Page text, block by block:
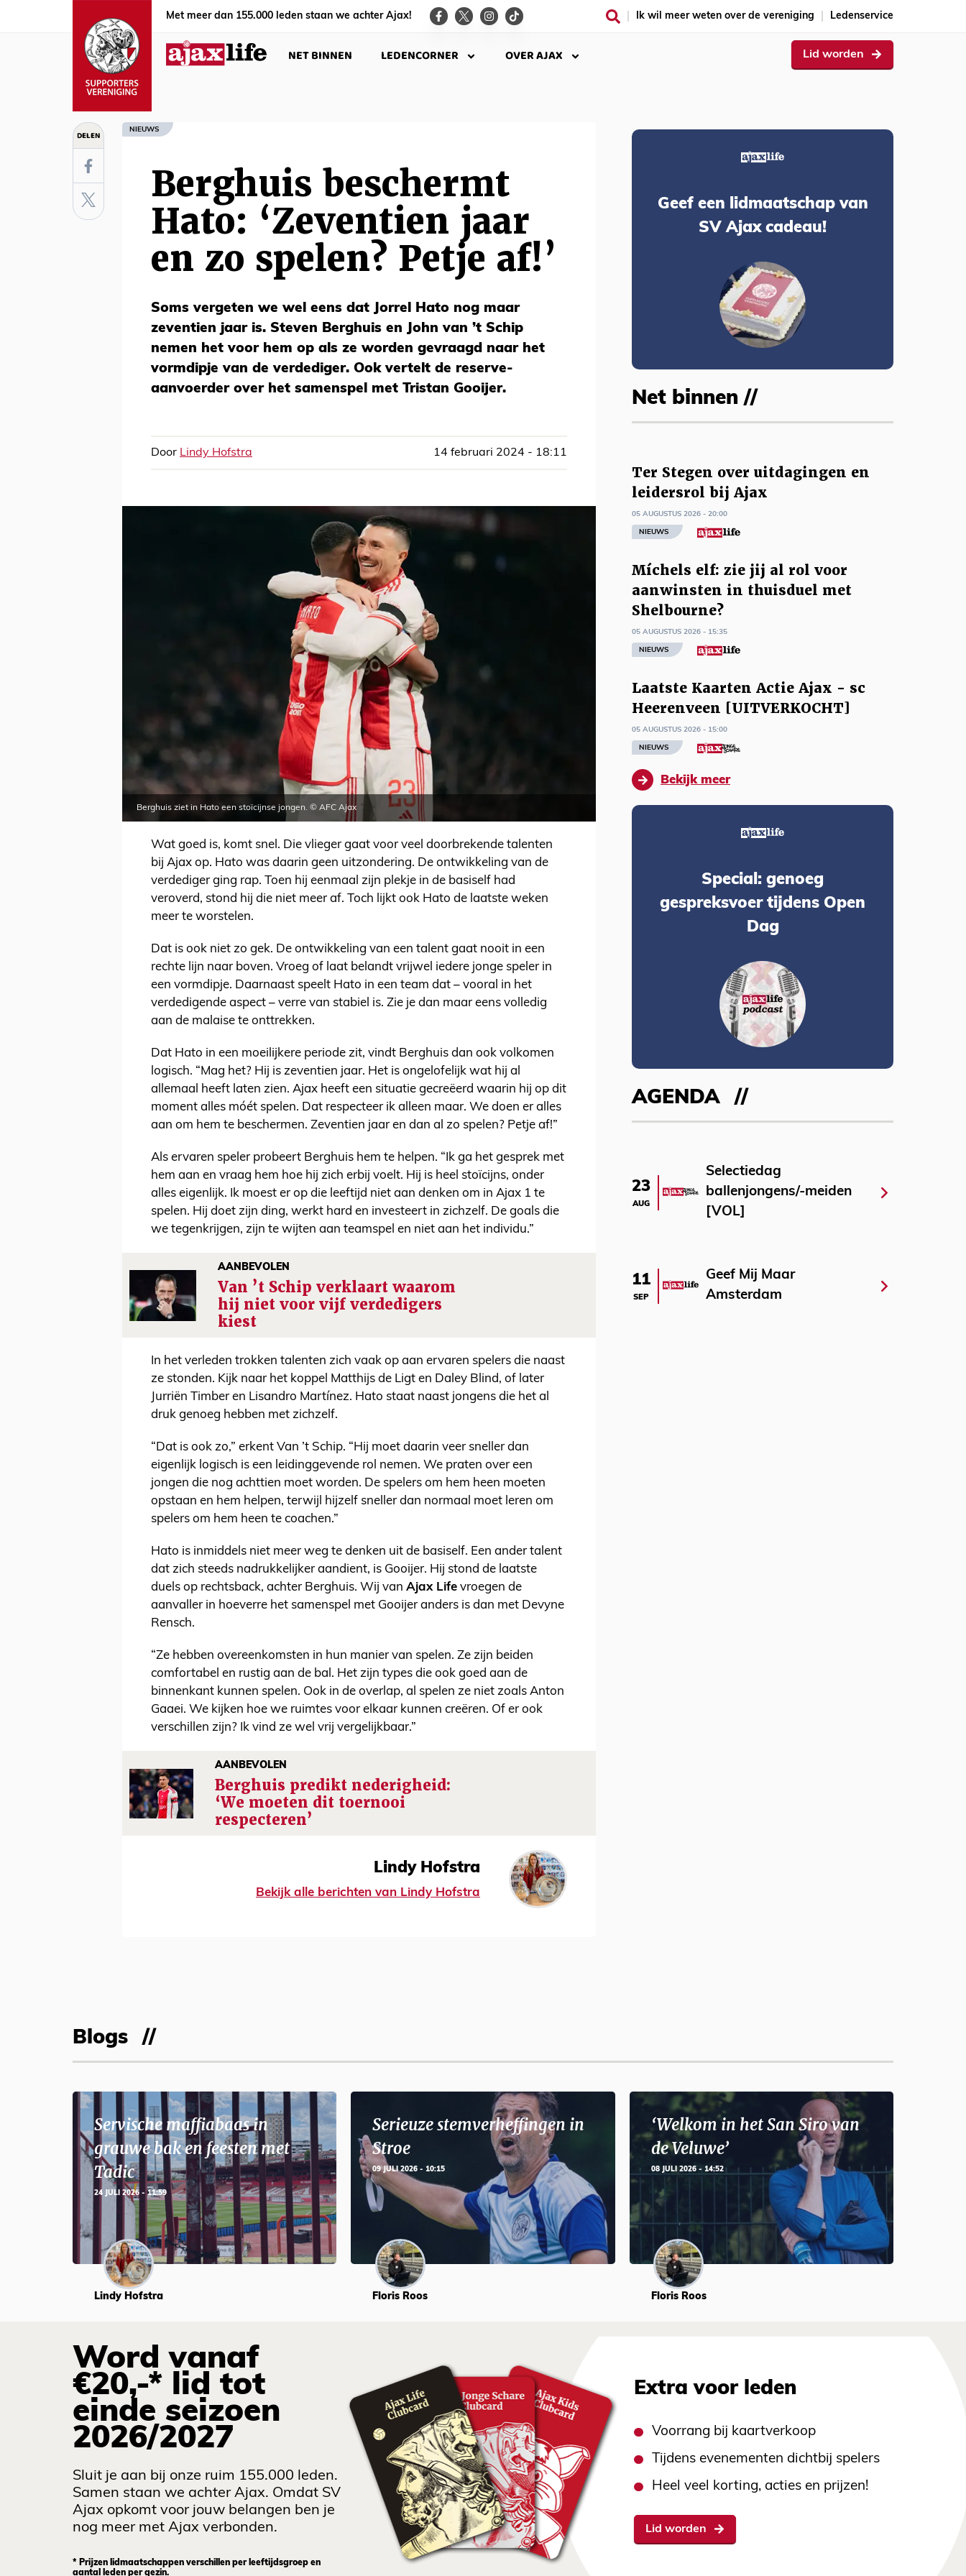
Met meer dan 155.000 leden staan we achter Ajax! Ik wil meer weten over de vereniging Ledenservice
NET BINNEN LEDENCORNER OVER AJAX Lid worden
DELEN NIEUWS
Berghuis beschermt
Hato: ‘Zeventien jaar
en zo spelen? Petje af!’
Soms vergeten we wel eens dat Jorrel Hato nog maar
zeventien jaar is. Steven Berghuis en John van ’t Schip
nemen het voor hem op als ze worden gevraagd naar het
vormdipje van de verdediger. Ook vertelt de reserve-
aanvoerder over het samenspel met Tristan Gooijer.
Door Lindy Hofstra 14 februari 2024 - 18:11
Berghuis ziet in Hato een stoïcijnse jongen. © AFC Ajax
Wat goed is, komt snel. Die vlieger gaat voor veel doorbrekende talenten
bij Ajax op. Hato was daarin geen uitzondering. De ontwikkeling van de
verdediger ging rap. Toen hij eenmaal zijn plekje in de basiself had
veroverd, stond hij die niet meer af. Toch lijkt ook Hato de laatste weken
meer te worstelen.
Dat is ook niet zo gek. De ontwikkeling van een talent gaat nooit in een
rechte lijn naar boven. Vroeg of laat belandt vrijwel iedere jonge speler in
een vormdipje. Daarnaast speelt Hato in een team dat – vooral in het
verdedigende aspect – verre van stabiel is. Zie je dan maar eens volledig
aan de malaise te onttrekken.
Dat Hato in een moeilijkere periode zit, vindt Berghuis dan ook volkomen
logisch. “Mag het? Hij is zeventien jaar. Het is ongelofelijk wat hij al
allemaal heeft laten zien. Ajax heeft een situatie gecreëerd waarin hij op dit
moment alles móét spelen. Dat respecteer ik alleen maar. We doen er alles
aan om hem te beschermen. Zeventien jaar en dan al zo spelen? Petje af!”
Als ervaren speler probeert Berghuis hem te helpen. “Ik ga het gesprek met
hem aan en vraag hem hoe hij zich erbij voelt. Hij is heel stoïcijns, onder
alles eigenlijk. Ik moest er op die leeftijd niet aan denken om in Ajax 1 te
spelen. Hij doet zijn ding, werkt hard en investeert in zichzelf. De goals die
we tegenkrijgen, zijn te wijten aan teamspel en niet aan het individu.”
AANBEVOLEN
Van ’t Schip verklaart waarom
hij niet voor vijf verdedigers
kiest
In het verleden trokken talenten zich vaak op aan ervaren spelers die naast
ze stonden. Kijk naar het koppel Matthijs de Ligt en Daley Blind, of later
Jurriën Timber en Lisandro Martínez. Hato staat naast jongens die het al
druk genoeg hebben met zichzelf.
“Dat is ook zo,” erkent Van ’t Schip. “Hij moet daarin veer sneller dan
eigenlijk logisch is een leidinggevende rol nemen. We praten over een
jongen die nog achttien moet worden. De spelers om hem heen moeten
opstaan en hem helpen, terwijl hijzelf sneller dan normaal moet leren om
spelers om hem heen te coachen.”
Hato is inmiddels niet meer weg te denken uit de basiself. Een ander talent
dat zich steeds nadrukkelijker aandient, is Gooijer. Hij stond de laatste
duels op rechtsback, achter Berghuis. Wij van Ajax Life vroegen de
aanvaller in hoeverre het samenspel met Gooijer anders is dan met Devyne
Rensch.
“Ze hebben overeenkomsten in hun manier van spelen. Ze zijn beiden
comfortabel en rustig aan de bal. Het zijn types die ook goed aan de
binnenkant kunnen spelen. Ook in de overlap, al spelen ze niet zoals Anton
Gaaei. We kijken hoe we ruimtes voor elkaar kunnen creëren. Of er ook
verschillen zijn? Ik vind ze wel vrij vergelijkbaar.”
AANBEVOLEN
Berghuis predikt nederigheid:
‘We moeten dit toernooi
respecteren’
Lindy Hofstra
Bekijk alle berichten van Lindy Hofstra
Geef een lidmaatschap van
SV Ajax cadeau!
Net binnen //
Ter Stegen over uitdagingen en
leidersrol bij Ajax
05 AUGUSTUS 2026 - 20:00
NIEUWS
Míchels elf: zie jij al rol voor
aanwinsten in thuisduel met
Shelbourne?
05 AUGUSTUS 2026 - 15:35
NIEUWS
Laatste Kaarten Actie Ajax - sc
Heerenveen [UITVERKOCHT]
05 AUGUSTUS 2026 - 15:00
NIEUWS
Bekijk meer
Special: genoeg
gespreksvoer tijdens Open
Dag
AGENDA
23
AUG
Selectiedag
ballenjongens/-meiden
[VOL]
11
SEP
Geef Mij Maar
Amsterdam
Blogs
Servische maffiabaas in
grauwe bak en feesten met
Tadic
24 JULI 2026 - 11:59
Lindy Hofstra
Serieuze stemverheffingen in
Stroe
09 JULI 2026 - 10:15
Floris Roos
‘Welkom in het San Siro van
de Veluwe’
08 JULI 2026 - 14:52
Floris Roos
Word vanaf
€20,-* lid tot
einde seizoen
2026/2027
Sluit je aan bij onze ruim 155.000 leden.
Samen staan we achter Ajax. Omdat SV
Ajax opkomt voor jouw belangen ben je
nog meer met Ajax verbonden.
* Prijzen lidmaatschappen verschillen per leeftijdsgroep en
aantal leden per gezin.
Extra voor leden
Voorrang bij kaartverkoop
Tijdens evenementen dichtbij spelers
Heel veel korting, acties en prijzen!
Lid worden